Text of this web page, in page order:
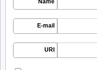
Name
E-mail
URI